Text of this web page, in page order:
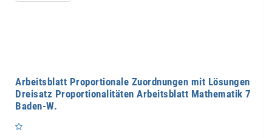
Arbeitsblatt Proportionale Zuordnungen mit Lösungen
Dreisatz Proportionalitäten Arbeitsblatt Mathematik 7
Baden-W.